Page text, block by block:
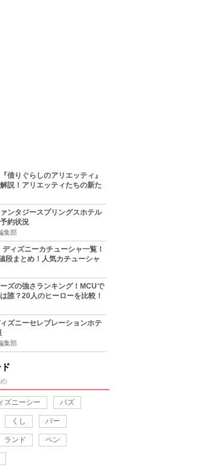
『借りぐらしのアリエッティ』
説！アリエッティたちの新た
の病気は治る？
ァンタジースプリングスホテル
約状況
集部
ディズニーカチューシャ一覧！
段まとめ！人気カチューシャ
ズの強さランキング！MCUで
誰？20人のヒーローを比較！
ィズニーセレブレーションホテ
集部
ズニーシー バズ
くし バー
ランド ペン